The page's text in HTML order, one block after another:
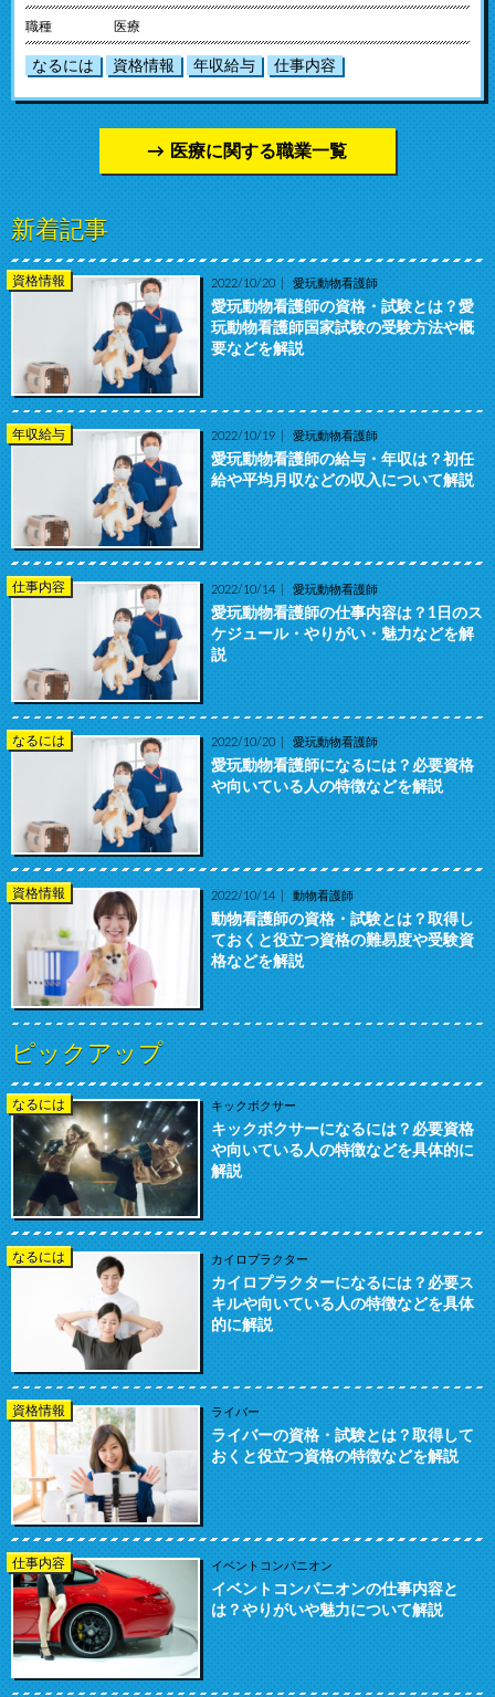
職種 医療
なるには 資格情報 年収給与 仕事内容
医療に関する職業一覧
新着記事
資格情報 2022/10/20 愛玩動物看護師
愛玩動物看護師の資格・試験とは？愛
玩動物看護師国家試験の受験方法や概
要などを解説
年収給与 2022/10/19 愛玩動物看護師
愛玩動物看護師の給与・年収は？初任
給や平均月収などの収入について解説
仕事内容 2022/10/14 愛玩動物看護師
愛玩動物看護師の仕事内容は？1日のス
ケジュール・やりがい・魅力などを解
説
なるには 2022/10/20 愛玩動物看護師
愛玩動物看護師になるには？必要資格
や向いている人の特徴などを解説
資格情報 2022/10/14 動物看護師
動物看護師の資格・試験とは？取得し
ておくと役立つ資格の難易度や受験資
格などを解説
ピックアップ
なるには キックボクサー
キックボクサーになるには？必要資格
や向いている人の特徴などを具体的に
解説
なるには カイロプラクター
カイロプラクターになるには？必要ス
キルや向いている人の特徴などを具体
的に解説
資格情報 ライバー
ライバーの資格・試験とは？取得して
おくと役立つ資格の特徴などを解説
仕事内容 イベントコンパニオン
イベントコンパニオンの仕事内容と
は？やりがいや魅力について解説